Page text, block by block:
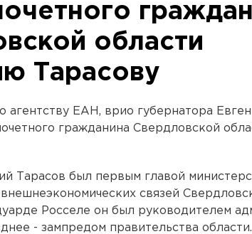
области
Тарасову
агентству ЕАН, врио губернатора
гражданина Свердловской
Тарасов был первым главой
связей
Росселе он был руководителем
- зампредом правительства области.